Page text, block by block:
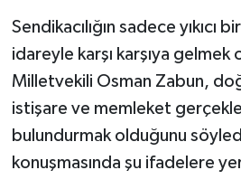
Sendikacılığın sadece yıkıcı
idareyle karşı karşıya gelmek
Milletvekili Osman Zabun,
istişare ve memleket
bulundurmak olduğunu
konuşmasında şu ifadelere